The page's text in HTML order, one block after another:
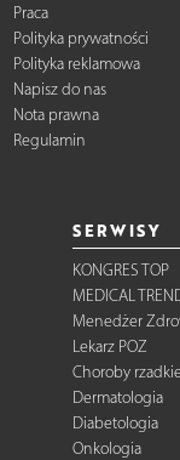
Praca
Polityka prywatności
Polityka reklamowa
Napisz do nas
Nota prawna
Regulamin
SERWISY
KONGRES TOP
MEDICAL
Menedżer
Lekarz POZ
Choroby
Dermatologia
Diabetologia
Onkologia